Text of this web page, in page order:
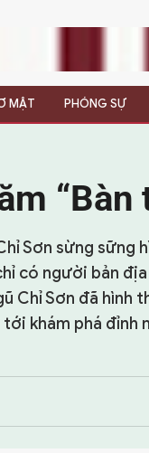
MẬT PHÓNG SỰ
“Bàn
Sơn sừng sững
có người bản
Chỉ Sơn đã hình
khám phá đỉnh